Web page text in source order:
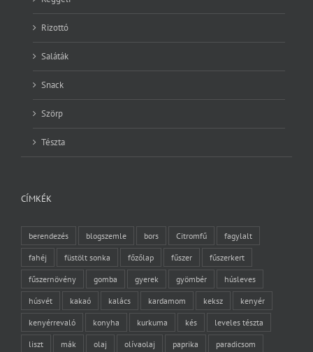
Rizottó
Saláták
Snack
Szörp
Tészta
CÍMKÉK
berendezés blogszemle bors Citromfű fagylalt
fahéj füstölt sonka főzőlap fűszer fűszerkert
fűszernövény gomba gyerek gyömbér húsleves
húsvét kakaó kalács kardamom keksz kenyér
kenyérrevaló konyha kurkuma kés leveles tészta
liszt mák olaj olívaolaj paprika paradicsom